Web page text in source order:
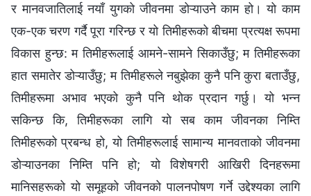
र मानवजातिलाई नयाँ युगको जीवनमा डोऱ्याउने काम हो। यो काम
एक-एक चरण गर्दै पूरा गरिन्छ र यो तिमीहरूको बीचमा प्रत्यक्ष रूपमा
विकास हुन्छ: म तिमीहरूलाई आमने-सामने सिकाउँछु; म तिमीहरूका
हात समातेर डोऱ्याउँछु; म तिमीहरूले नबुझेका कुनै पनि कुरा बताउँछु,
तिमीहरूमा अभाव भएको कुनै पनि थोक प्रदान गर्छु। यो भन्न
सकिन्छ कि, तिमीहरूका लागि यो सब काम जीवनका निम्ति
तिमीहरूको प्रबन्ध हो, यो तिमीहरूलाई सामान्य मानवताको जीवनमा
डोऱ्याउनका निम्ति पनि हो; यो विशेषगरी आखिरी दिनहरूमा
मानिसहरूको यो समूहको जीवनको पालनपोषण गर्ने उद्देश्यका लागि